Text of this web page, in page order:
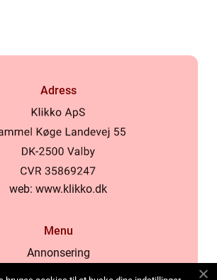
Adress
web: www.klikko.dk
Menu
Annonsering